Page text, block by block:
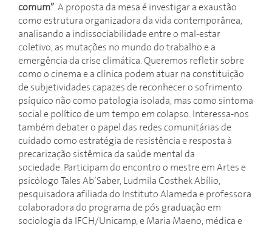
comum”. A proposta da mesa é investigar a exaustão
como estrutura organizadora da vida contemporânea,
analisando a indissociabilidade entre o mal-estar
coletivo, as mutações no mundo do trabalho e a
emergência da crise climática. Queremos refletir sobre
como o cinema e a clínica podem atuar na constituição
de subjetividades capazes de reconhecer o sofrimento
psíquico não como patologia isolada, mas como sintoma
social e político de um tempo em colapso. Interessa-nos
também debater o papel das redes comunitárias de
cuidado como estratégia de resistência e resposta à
precarização sistêmica da saúde mental da
sociedade. Participam do encontro o mestre em Artes e
psicólogo Tales Ab’Saber, Ludmila Costhek Abílio,
pesquisadora afiliada do Instituto Alameda e professora
colaboradora do programa de pós graduação em
sociologia da IFCH/Unicamp, e Maria Maeno, médica e